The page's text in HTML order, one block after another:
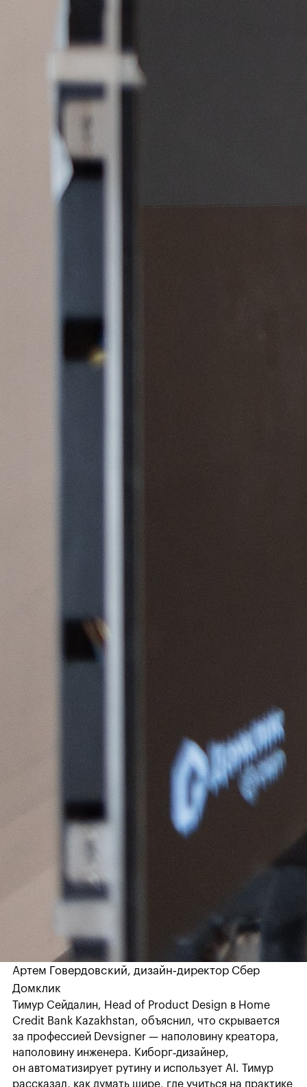
Артем Говердовский, дизайн‑директор Сбер
Домклик
Тимур Сейдалин, Head of Product Design в Home
Credit Bank Kazakhstan, объяснил, что скрывается
за профессией Devsigner — наполовину креатора,
наполовину инженера. Киборг‑дизайнер,
он автоматизирует рутину и использует AI. Тимур
рассказал, как думать шире, где учиться на практике